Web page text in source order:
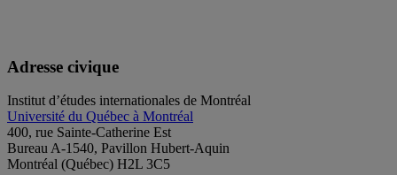
Adresse civique
Institut d’études internationales de Montréal
Université du Québec à Montréal
400, rue Sainte-Catherine Est
Bureau A-1540, Pavillon Hubert-Aquin
Montréal (Québec) H2L 3C5